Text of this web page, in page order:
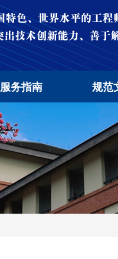
服务指南 规范